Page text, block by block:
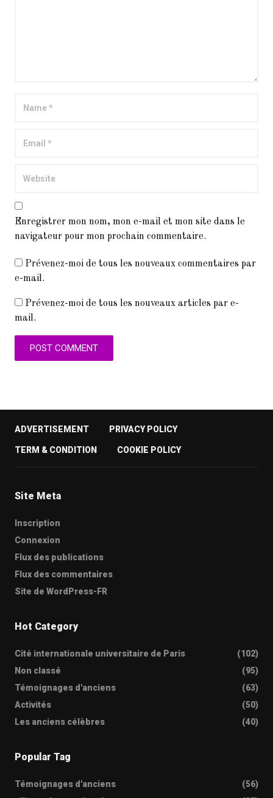
Enregistrer mon nom, mon e-mail et mon site dans le
navigateur pour mon prochain commentaire.
Prévenez-moi de tous les nouveaux commentaires par
e-mail.
Prévenez-moi de tous les nouveaux articles par e-
mail.
ADVERTISEMENT PRIVACY POLICY
TERM & CONDITION COOKIE POLICY
Site Meta
Inscription
Connexion
Flux des publications
Flux des commentaires
Site de WordPress-FR
Hot Category
Cité internationale universitaire de Paris
(102)
Non classé
(95)
Témoignages d'anciens
(63)
Activités
(50)
Les anciens célèbres
(40)
Popular Tag
Témoignages d'anciens
(56)